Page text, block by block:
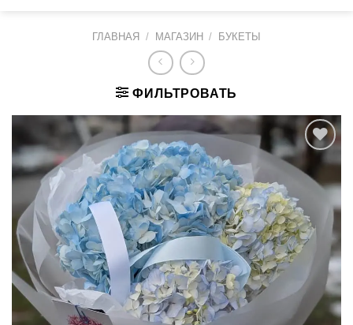
ГЛАВНАЯ / МАГАЗИН / БУКЕТЫ
ФИЛЬТРОВАТЬ
избранное